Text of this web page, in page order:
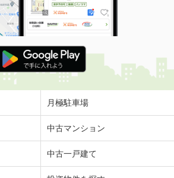
月極駐車場
中古マンション
中古一戸建て